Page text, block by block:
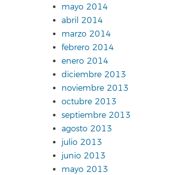
mayo 2014
abril 2014
marzo 2014
febrero 2014
enero 2014
diciembre 2013
noviembre 2013
octubre 2013
septiembre 2013
agosto 2013
julio 2013
junio 2013
mayo 2013